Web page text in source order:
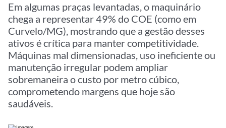
Em algumas praças levantadas, o maquinário
chega a representar 49% do COE (como em
Curvelo/MG), mostrando que a gestão desses
ativos é crítica para manter competitividade.
Máquinas mal dimensionadas, uso ineficiente ou
manutenção irregular podem ampliar
sobremaneira o custo por metro cúbico,
comprometendo margens que hoje são
saudáveis.